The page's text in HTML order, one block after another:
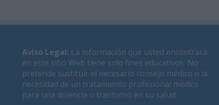
Aviso Legal: La información que usted encontrará
en este sitio Web tiene solo fines educativos. No
pretende sustituir el necesario consejo médico o la
necesidad de un tratamiento profesional médico
para una dolencia o trastorno en su salud.